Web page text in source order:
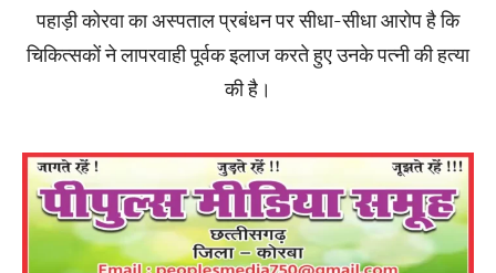
पहाड़ी कोरवा का अस्पताल प्रबंधन पर सीधा-सीधा आरोप है कि
चिकित्सकों ने लापरवाही पूर्वक इलाज करते हुए उनके पत्नी की हत्या
की है।